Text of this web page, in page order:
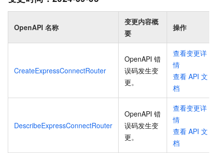
OpenAPI 名称
变更内容概
要
操作
CreateExpressConnectRouter
OpenAPI 错
误码发生变
更。
查看变更详
情
查看 API 文
档
DescribeExpressConnectRouter
OpenAPI 错
误码发生变
更。
查看变更详
情
查看 API 文
档